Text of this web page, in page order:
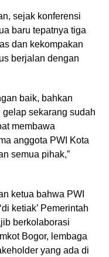
sejak konferensi
baru tepatnya tiga
dan kekompakan
berjalan dengan
baik, bahkan
gelap sekarang sudah
membawa
anggota PWI Kota
semua pihak,”
ketua bahwa PWI
ketiak’ Pemerintah
berkolaborasi
Bogor, lembaga
yang ada di